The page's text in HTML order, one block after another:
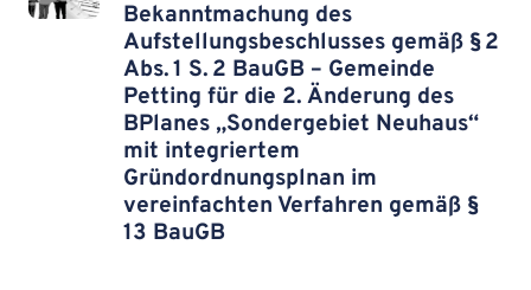
Bekanntmachung des
Aufstellungsbeschlusses gemäß § 2
Abs. 1 S. 2 BauGB – Gemeinde
Petting für die 2. Änderung des
BPlanes „Sondergebiet Neuhaus“
mit integriertem
Gründordnungsplnan im
vereinfachten Verfahren gemäß §
13 BauGB